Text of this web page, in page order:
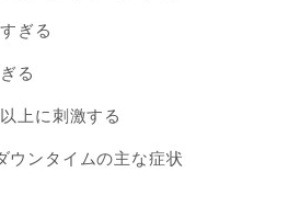
ぎる
る
上に刺激する
ウンタイムの主な症状